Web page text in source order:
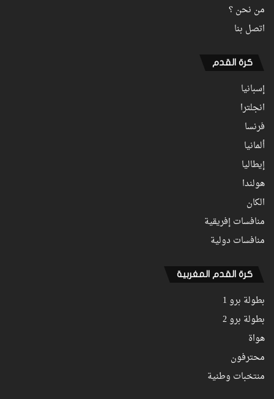
من نحن ؟
اتصل بنا
كرة القدم
إسبانيا
انجلترا
فرنسا
ألمانيا
إيطاليا
هولندا
الكان
منافسات إفريقية
منافسات دولية
كرة القدم المغربية
بطولة برو 1
بطولة برو 2
هواة
محترفون
منتخبات وطنية